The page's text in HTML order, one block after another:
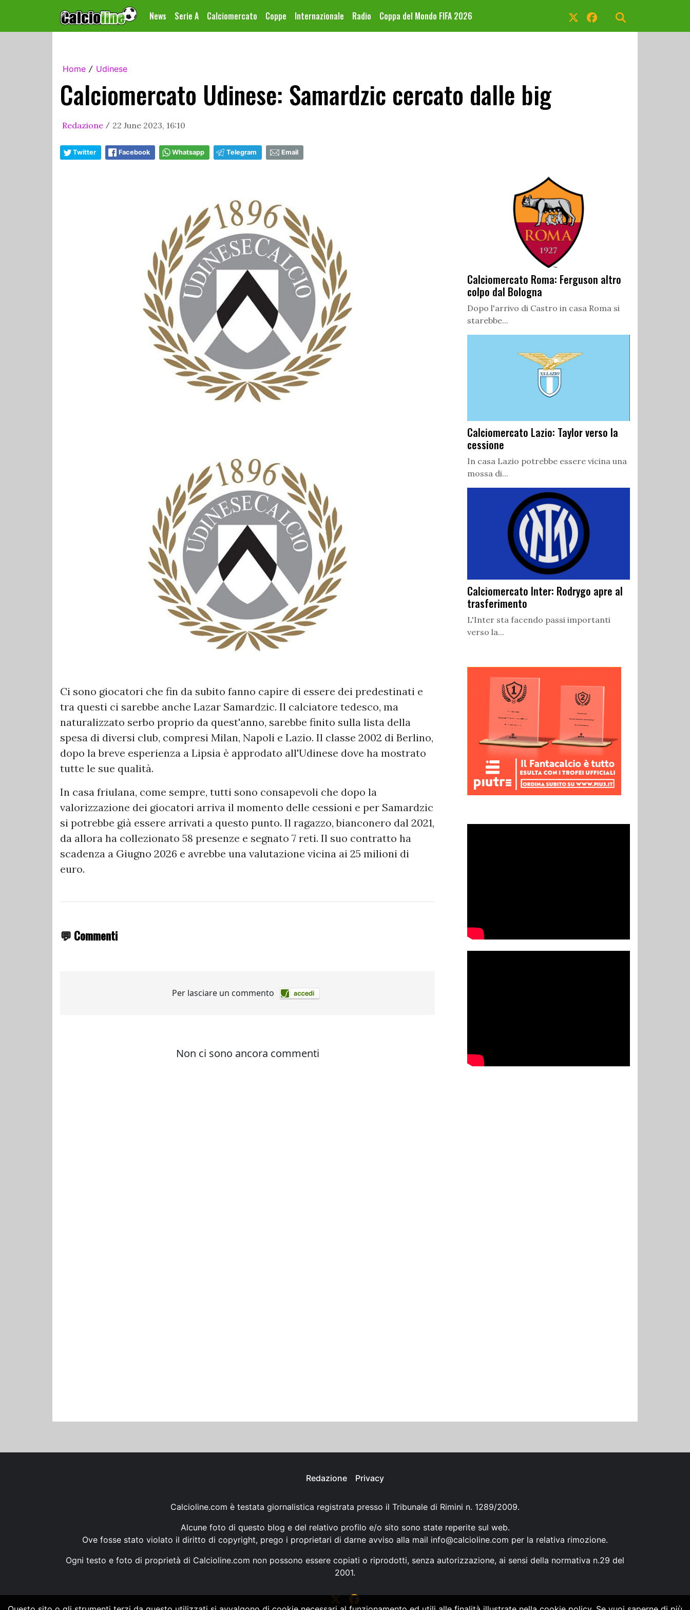
News Serie A Calciomercato Coppe Internazionale Radio Coppa del Mondo FIFA 2026
Home / Udinese
Calciomercato Udinese: Samardzic cercato dalle big
Redazione / 22 June 2023, 16:10
Twitter Facebook Whatsapp Telegram Email
Ci sono giocatori che fin da subito fanno capire di essere dei predestinati e
tra questi ci sarebbe anche Lazar Samardzic. Il calciatore tedesco, ma
naturalizzato serbo proprio da quest'anno, sarebbe finito sulla lista della
spesa di diversi club, compresi Milan, Napoli e Lazio. Il classe 2002 di Berlino,
dopo la breve esperienza a Lipsia è approdato all'Udinese dove ha mostrato
tutte le sue qualità.
In casa friulana, come sempre, tutti sono consapevoli che dopo la
valorizzazione dei giocatori arriva il momento delle cessioni e per Samardzic
si potrebbe già essere arrivati a questo punto. Il ragazzo, bianconero dal 2021,
da allora ha collezionato 58 presenze e segnato 7 reti. Il suo contratto ha
scadenza a Giugno 2026 e avrebbe una valutazione vicina ai 25 milioni di
euro.
💬 Commenti
Calciomercato Roma: Ferguson altro
colpo dal Bologna
Dopo l'arrivo di Castro in casa Roma si
starebbe...
Calciomercato Lazio: Taylor verso la
cessione
In casa Lazio potrebbe essere vicina una
mossa di...
Calciomercato Inter: Rodrygo apre al
trasferimento
L'Inter sta facendo passi importanti
verso la...
Redazione Privacy
Calcioline.com è testata giornalistica registrata presso il Tribunale di Rimini n. 1289/2009.
Alcune foto di questo blog e del relativo profilo e/o sito sono state reperite sul web.
Ove fosse stato violato il diritto di copyright, prego i proprietari di darne avviso alla mail info@calcioline.com per la relativa rimozione.
Ogni testo e foto di proprietà di Calcioline.com non possono essere copiati o riprodotti, senza autorizzazione, ai sensi della normativa n.29 del
2001.